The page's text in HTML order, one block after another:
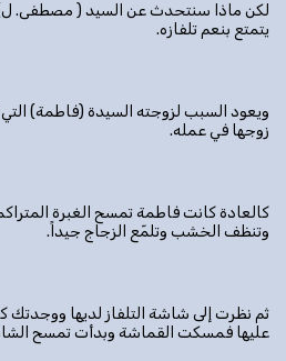
لكن ماذا سنتحدث عن السيد ( مصطفى. ل)
يتمتع بنعم تلفازه.
ويعود السبب لزوجته السيدة (فاطمة)
زوجها في عمله.
كالعادة كانت فاطمة تمسح الغبرة
وتنظف الخشب وتلمّع الزجاج جيداً.
ثم نظرت إلى شاشة التلفاز لديها ووجدتك
عليها فمسكت القماشة وبدأت تمسح